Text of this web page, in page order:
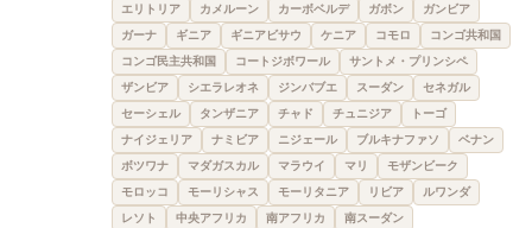
エリトリア
カメルーン カーボベルデ ガボン
ガンビア
ガーナ
ギニア ギニアビサウ ケニア コモロ
コンゴ共和国
コンゴ民主共和国
コートジボワール
サントメ・プリンシペ
ザンビア
シエラレオネ ジンバブエ スーダン
セネガル
セーシェル
タンザニア チャド チュニジア
トーゴ
ナイジェリア
ナミビア ニジェール ブルキナファソ
ベナン
ボツワナ
マダガスカル マラウイ マリ
モザンビーク
モロッコ
モーリシャス モーリタニア リビア
ルワンダ
レソト
中央アフリカ 南アフリカ 南スーダン